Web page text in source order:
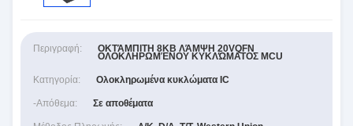
Περιγραφή: ΟΚΤΆΜΠΙΤΗ 8KB ΛΆΜΨΗ 20VQFN
ΟΛΟΚΛΗΡΩΜΈΝΟΥ ΚΥΚΛΏΜΑΤΟΣ MCU
Κατηγορία: Ολοκληρωμένα κυκλώματα IC
-απόθεμα: Σε αποθέματα